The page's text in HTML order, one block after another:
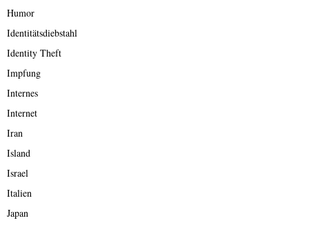
Humor
Identitätsdiebstahl
Identity Theft
Impfung
Internes
Internet
Iran
Island
Israel
Italien
Japan